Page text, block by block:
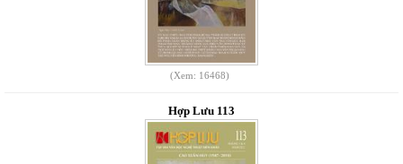
(Xem: 16468)
Hợp Lưu 113